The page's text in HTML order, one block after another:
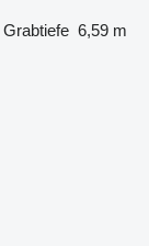
Grabtiefe 6,59 m